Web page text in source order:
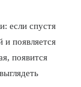
если спустя
появляется
появится